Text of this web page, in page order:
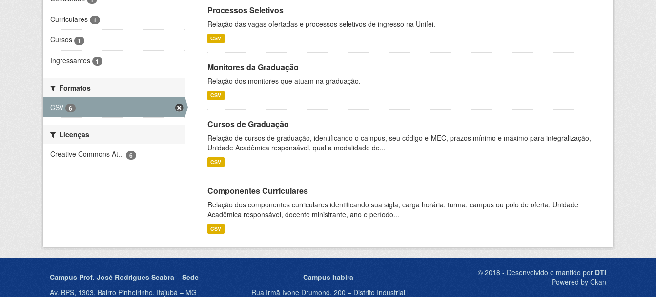
Curriculares 1
Cursos 1
Ingressantes 1
Formatos
CSV
6
Licenças
Creative Commons At...
6
Processos Seletivos
Relação das vagas ofertadas e processos seletivos de ingresso na Unifei.
CSV
Monitores da Graduação
Relação dos monitores que atuam na graduação.
CSV
Cursos de Graduação
Relação de cursos de graduação, identificando o campus, seu código e-MEC, prazos mínimo e máximo para integralização,
Unidade Acadêmica responsável, qual a modalidade de...
CSV
Componentes Curriculares
Relação dos componentes curriculares identificando sua sigla, carga horária, turma, campus ou polo de oferta, Unidade
Acadêmica responsável, docente ministrante, ano e período...
CSV
Campus Prof. José Rodrigues Seabra – Sede
Av. BPS, 1303, Bairro Pinheirinho, Itajubá – MG
Campus Itabira
Rua Irmã Ivone Drumond, 200 – Distrito Industrial
© 2018 - Desenvolvido e mantido por DTI
Powered by Ckan